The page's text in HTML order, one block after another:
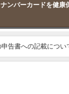
ンバーカードを健康
申告書への記載につい